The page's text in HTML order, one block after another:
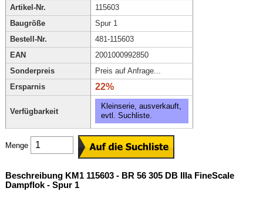
Artikel-Nr.
115603
Baugröße
Spur 1
Bestell-Nr.
481-115603
EAN
2001000992850
Sonderpreis
Preis auf Anfrage...
Ersparnis
22%
Verfügbarkeit
Kleinserie, ausverkauft,
evtl. Suchliste.
Menge
Beschreibung KM1 115603 - BR 56 305 DB IIIa FineScale
Dampflok - Spur 1